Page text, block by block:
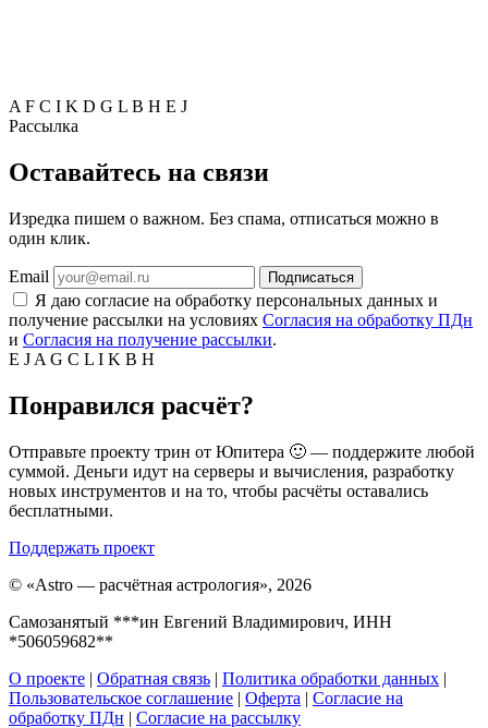
A F C I K D G L B H E J
Рассылка
Оставайтесь на связи
Изредка пишем о важном. Без спама, отписаться можно в
один клик.
Email Подписаться
Я даю согласие на обработку персональных данных и
получение рассылки на условиях Согласия на обработку ПДн
и Согласия на получение рассылки.
E J A G C L I K B H
Понравился расчёт?
Отправьте проекту трин от Юпитера 🙂 — поддержите любой
суммой. Деньги идут на серверы и вычисления, разработку
новых инструментов и на то, чтобы расчёты оставались
бесплатными.
Поддержать проект
© «Astro — расчётная астрология», 2026
Самозанятый ***ин Евгений Владимирович, ИНН
*506059682**
О проекте | Обратная связь | Политика обработки данных |
Пользовательское соглашение | Оферта | Согласие на
обработку ПДн | Согласие на рассылку